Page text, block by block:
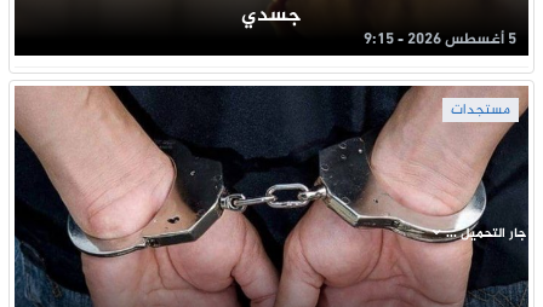
جسدي
5 أغسطس 2026 - 9:15
مستجدات
جار التحميل ...